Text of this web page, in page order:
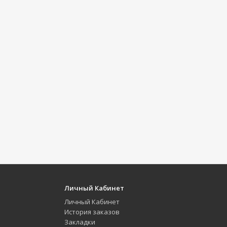
Личный Кабинет
Личный Кабинет
История заказов
Закладки